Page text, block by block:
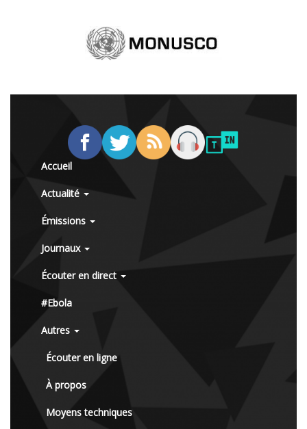
Accueil
Actualité
Émissions
Journaux
Écouter en direct
#Ebola
Autres
Écouter en ligne
À propos
Moyens techniques